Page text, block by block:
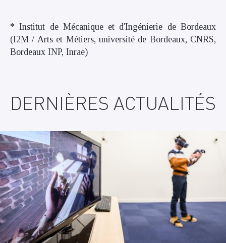
* Institut de Mécanique et d'Ingénierie de Bordeaux
(I2M / Arts et Métiers, université de Bordeaux, CNRS,
Bordeaux INP, Inrae)
DERNIÈRES ACTUALITÉS